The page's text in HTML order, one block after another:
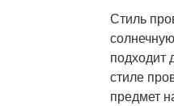
Стиль
подходит
стиле
предмет